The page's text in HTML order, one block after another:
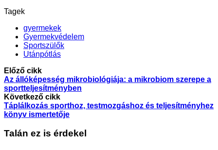
Tagek
gyermekek
Gyermekvédelem
Sportszülők
Utánpótlás
Előző cikk
Az állóképesség mikrobiológiája: a mikrobiom szerepe a
sportteljesítményben
Következő cikk
Táplálkozás sporthoz, testmozgáshoz és teljesítményhez
könyv ismertetője
Talán ez is érdekel